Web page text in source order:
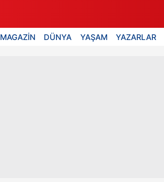
MAGAZİN DÜNYA YAŞAM YAZARLAR